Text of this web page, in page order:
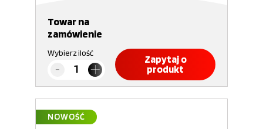
Towar na
zamówienie
Wybierz ilość
Zapytaj o
produkt
NOWOŚĆ